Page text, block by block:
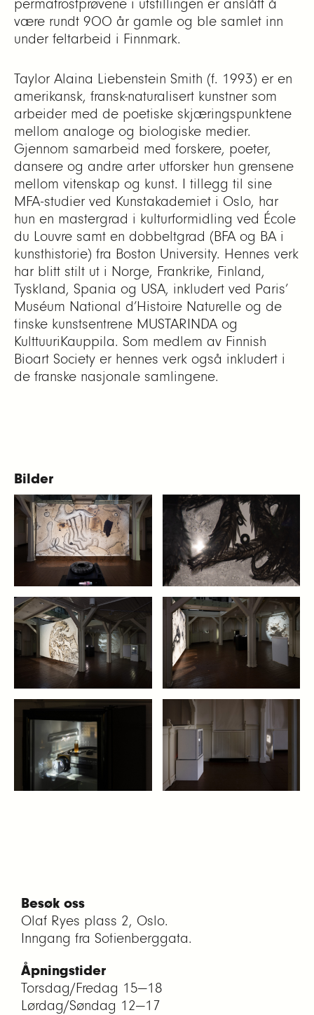
permafrostprøvene i utstillingen er anslått å
være rundt 900 år gamle og ble samlet inn
under feltarbeid i Finnmark.
Taylor Alaina Liebenstein Smith (f. 1993) er en
amerikansk, fransk-naturalisert kunstner som
arbeider med de poetiske skjæringspunktene
mellom analoge og biologiske medier.
Gjennom samarbeid med forskere, poeter,
dansere og andre arter utforsker hun grensene
mellom vitenskap og kunst. I tillegg til sine
MFA-studier ved Kunstakademiet i Oslo, har
hun en mastergrad i kulturformidling ved École
du Louvre samt en dobbeltgrad (BFA og BA i
kunsthistorie) fra Boston University. Hennes verk
har blitt stilt ut i Norge, Frankrike, Finland,
Tyskland, Spania og USA, inkludert ved Paris’
Muséum National d’Histoire Naturelle og de
finske kunstsentrene MUSTARINDA og
KulttuuriKauppila. Som medlem av Finnish
Bioart Society er hennes verk også inkludert i
de franske nasjonale samlingene.
Bilder
Besøk oss
Olaf Ryes plass 2, Oslo.
Inngang fra Sofienberggata.
Åpningstider
Torsdag/Fredag 15—18
Lørdag/Søndag 12—17